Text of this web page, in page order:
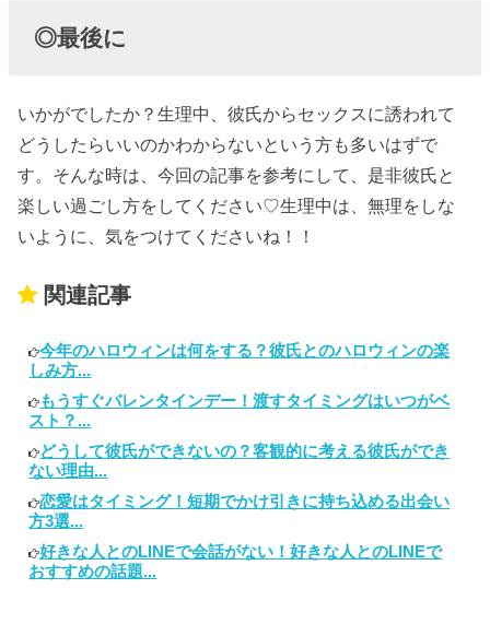
◎最後に
いかがでしたか？生理中、彼氏からセックスに誘われて
どうしたらいいのかわからないという方も多いはずで
す。そんな時は、今回の記事を参考にして、是非彼氏と
楽しい過ごし方をしてください♡生理中は、無理をしな
いように、気をつけてくださいね！！
関連記事
今年のハロウィンは何をする？彼氏とのハロウィンの楽
しみ方...
もうすぐバレンタインデー！渡すタイミングはいつがベ
スト？...
どうして彼氏ができないの？客観的に考える彼氏ができ
ない理由...
恋愛はタイミング！短期でかけ引きに持ち込める出会い
方3選...
好きな人とのLINEで会話がない！好きな人とのLINEで
おすすめの話題...